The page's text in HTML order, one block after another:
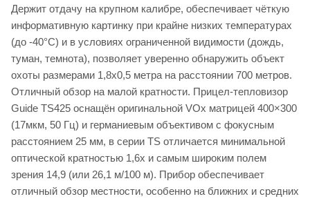
Держит отдачу на крупном калибре, обеспечивает чёткую
информативную картинку при крайне низких температурах
(до -40°C) и в условиях ограниченной видимости (дождь,
туман, темнота), позволяет уверенно обнаружить объект
охоты размерами 1,8x0,5 метра на расстоянии 700 метров.
Отличный обзор на малой кратности. Прицел-тепловизор
Guide TS425 оснащён оригинальной VOx матрицей 400×300
(17мкм, 50 Гц) и германиевым объективом с фокусным
расстоянием 25 мм, в серии TS отличается минимальной
оптической кратностью 1,6x и самым широким полем
зрения 14,9 (или 26,1 м/100 м). Прибор обеспечивает
отличный обзор местности, особенно на ближних и средних